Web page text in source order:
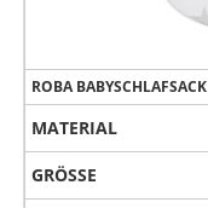
ROBA BABYSCHLAFSACK
MATERIAL
GRÖSSE